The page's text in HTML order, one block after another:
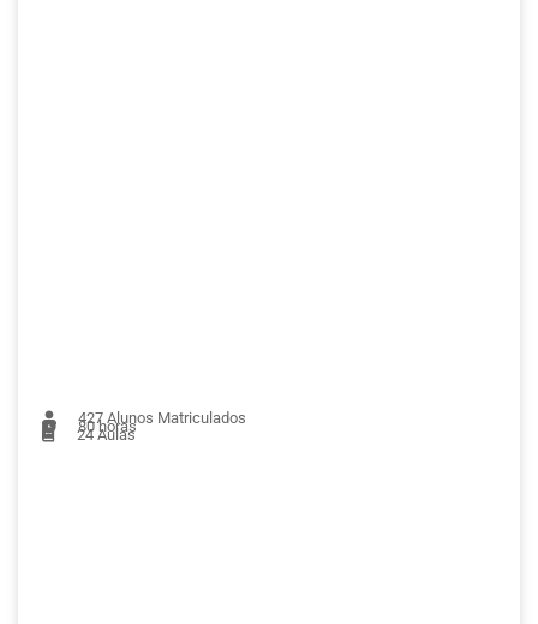
427 Alunos Matriculados
80 horas
24Aulas